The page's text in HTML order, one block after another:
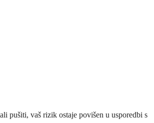
pušiti, vaš rizik ostaje povišen u usporedbi s